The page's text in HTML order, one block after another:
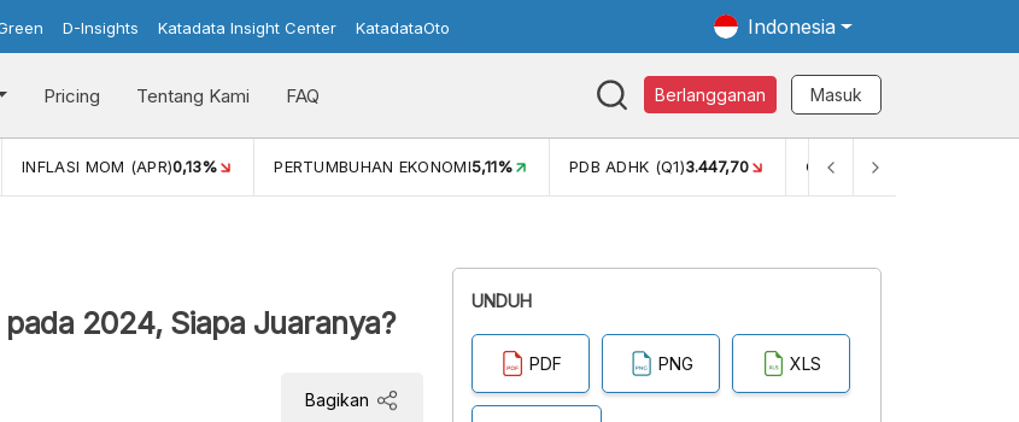
D-Insights Katadata Insight Center KatadataOto Indonesia
Pricing Tentang Kami FAQ Berlangganan Masuk
INFLASI MOM (APR)0,13% PERTUMBUHAN EKONOMI5,11% PDB ADHK (Q1)3.447,70 GINI RASIO (SEM2)
2024, Siapa Juaranya?
Bagikan
UNDUH
PDF PNG XLS